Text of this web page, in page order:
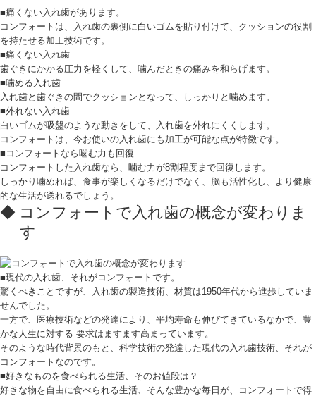
■痛くない入れ歯があります。
コンフォートは、入れ歯の裏側に白いゴムを貼り付けて、クッションの役割
を持たせる加工技術です。
■痛くない入れ歯
歯ぐきにかかる圧力を軽くして、噛んだときの痛みを和らげます。
■噛める入れ歯
入れ歯と歯ぐきの間でクッションとなって、しっかりと噛めます。
■外れない入れ歯
白いゴムが吸盤のような動きをして、入れ歯を外れにくくします。
コンフォートは、今お使いの入れ歯にも加工が可能な点が特徴です。
■コンフォートなら噛む力も回復
コンフォートした入れ歯なら、噛む力が8割程度まで回復します。
しっかり噛めれば、食事が楽しくなるだけでなく、脳も活性化し、より健康
的な生活が送れるでしょう。
コンフォートで入れ歯の概念が変わりま
す
■現代の入れ歯、それがコンフォートです。
驚くべきことですが、入れ歯の製造技術、材質は1950年代から進歩していま
せんでした。
一方で、医療技術などの発達により、平均寿命も伸びてきているなかで、豊
かな人生に対する 要求はますます高まっています。
そのような時代背景のもと、科学技術の発達した現代の入れ歯技術、それが
コンフォートなのです。
■好きなものを食べられる生活、そのお値段は？
好きな物を自由に食べられる生活、そんな豊かな毎日が、コンフォートで得